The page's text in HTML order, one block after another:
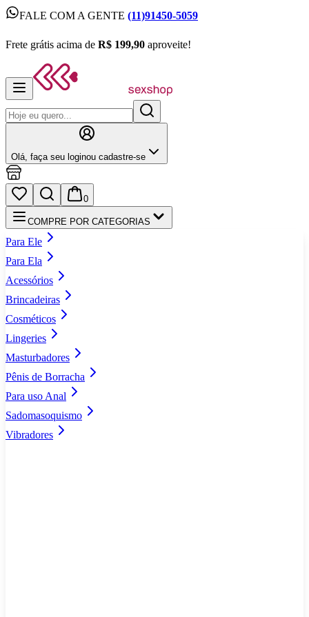
FALE COM A GENTE (11)91450-5059
Frete grátis acima de R$ 199,90 aproveite!
Olá, faça seu loginou cadastre‑se
0
COMPRE POR CATEGORIAS
Para Ele
Para Ela
Acessórios
Brincadeiras
Cosméticos
Lingeries
Masturbadores
Pênis de Borracha
Para uso Anal
Sadomasoquismo
Vibradores